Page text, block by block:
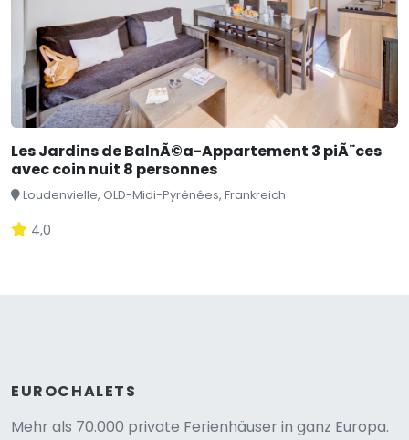
Les Jardins de BalnÃ©a-Appartement 3 piÃ¨ces
avec coin nuit 8 personnes
Loudenvielle, OLD-Midi-Pyrénées, Frankreich
4,0
EUROCHALETS
Mehr als 70.000 private Ferienhäuser in ganz Europa.